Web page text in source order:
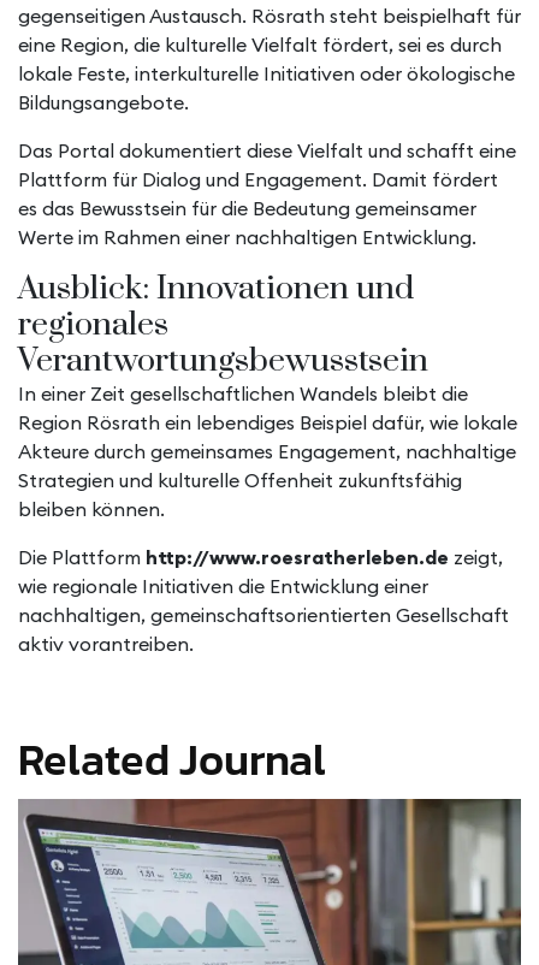
gegenseitigen Austausch. Rösrath steht beispielhaft für
eine Region, die kulturelle Vielfalt fördert, sei es durch
lokale Feste, interkulturelle Initiativen oder ökologische
Bildungsangebote.
Das Portal dokumentiert diese Vielfalt und schafft eine
Plattform für Dialog und Engagement. Damit fördert
es das Bewusstsein für die Bedeutung gemeinsamer
Werte im Rahmen einer nachhaltigen Entwicklung.
Ausblick: Innovationen und
regionales
Verantwortungsbewusstsein
In einer Zeit gesellschaftlichen Wandels bleibt die
Region Rösrath ein lebendiges Beispiel dafür, wie lokale
Akteure durch gemeinsames Engagement, nachhaltige
Strategien und kulturelle Offenheit zukunftsfähig
bleiben können.
Die Plattform http://www.roesratherleben.de zeigt,
wie regionale Initiativen die Entwicklung einer
nachhaltigen, gemeinschaftsorientierten Gesellschaft
aktiv vorantreiben.
Related Journal